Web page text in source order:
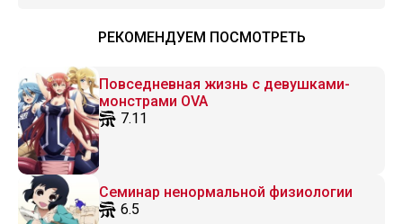
РЕКОМЕНДУЕМ ПОСМОТРЕТЬ
Повседневная жизнь с девушками-
монстрами OVA
7.11
Семинар ненормальной физиологии
6.5